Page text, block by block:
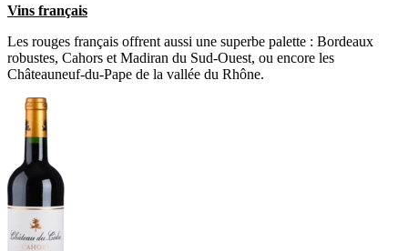
Vins français
Les rouges français offrent aussi une superbe palette : Bordeaux
robustes, Cahors et Madiran du Sud-Ouest, ou encore les
Châteauneuf-du-Pape de la vallée du Rhône.